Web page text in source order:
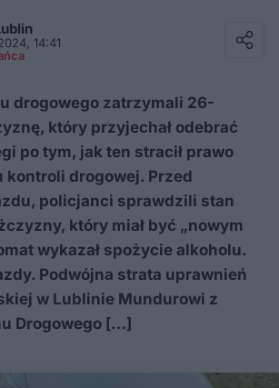
14:41
drogowego zatrzymali 26-
który przyjechał odebrać
po tym, jak ten stracił prawo
kontroli drogowej. Przed
policjanci sprawdzili stan
który miał być „nowym
wykazał spożycie alkoholu.
Podwójna strata uprawnień
w Lublinie Mundurowi z
Drogowego […]